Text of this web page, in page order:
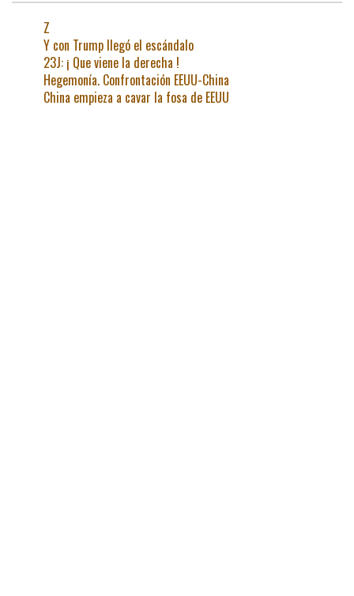
Z
Y con Trump llegó el escándalo
23J: ¡ Que viene la derecha !
Hegemonía. Confrontación EEUU-China
China empieza a cavar la fosa de EEUU